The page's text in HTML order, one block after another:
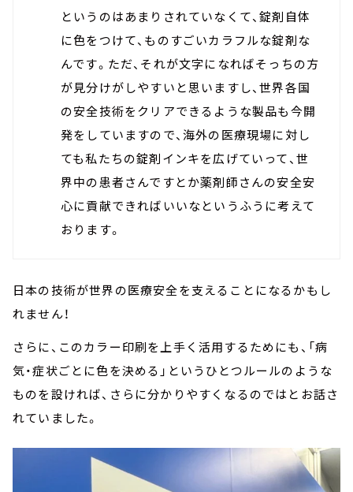
というのはあまりされていなくて、錠剤自体
に色をつけて、ものすごいカラフルな錠剤な
んです。ただ、それが文字になればそっちの方
が見分けがしやすいと思いますし、世界各国
の安全技術をクリアできるような製品も今開
発をしていますので、海外の医療現場に対し
ても私たちの錠剤インキを広げていって、世
界中の患者さんですとか薬剤師さんの安全安
心に貢献できればいいなというふうに考えて
おります。
日本の技術が世界の医療安全を支えることになるかもし
れません！
さらに、このカラー印刷を上手く活用するためにも、「病
気・症状ごとに色を決める」というひとつルールのような
ものを設ければ、さらに分かりやすくなるのではとお話さ
れていました。